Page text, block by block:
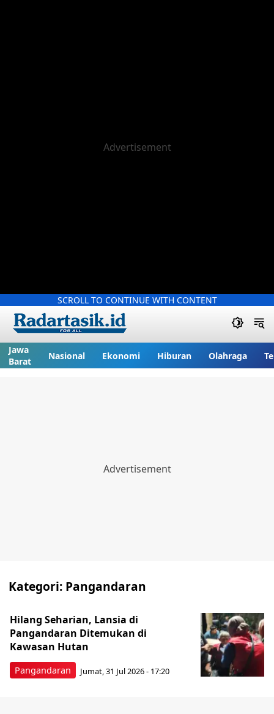
SCROLL TO CONTINUE WITH CONTENT
Jawa
Barat
Nasional Ekonomi Hiburan Olahraga
Kategori: Pangandaran
Pangandaran
Hilang Seharian, Lansia di
Pangandaran Ditemukan di
Kawasan Hutan
Jumat, 31 Jul 2026 - 17:20